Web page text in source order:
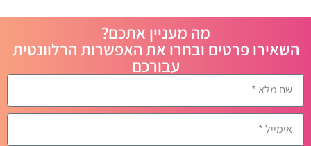
מה מעניין אתכם?
השאירו פרטים ובחרו את האפשרות הרלוונטית
עבורכם